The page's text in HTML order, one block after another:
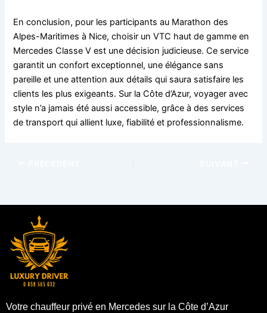
En conclusion, pour les participants au Marathon des
Alpes-Maritimes à Nice, choisir un VTC haut de gamme en
Mercedes Classe V est une décision judicieuse. Ce service
garantit un confort exceptionnel, une élégance sans
pareille et une attention aux détails qui saura satisfaire les
clients les plus exigeants. Sur la Côte d’Azur, voyager avec
style n’a jamais été aussi accessible, grâce à des services
de transport qui allient luxe, fiabilité et professionnalisme.
Votre chauffeur privé en Mercedes sur la Côte d’Azur